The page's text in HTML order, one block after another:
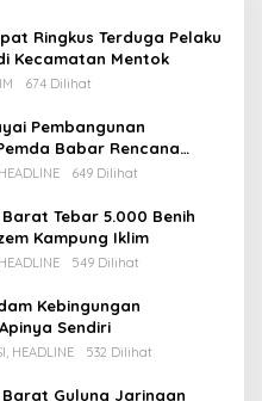
Ringkus Terduga Pelaku
Kecamatan Mentok
674 Dilihat
Pembangunan
Babar Rencana
649 Dilihat
Tebar 5.000 Benih
Kampung Iklim
549 Dilihat
Kebingungan
Sendiri
HEADLINE 532 Dilihat
Gulung Jaringan